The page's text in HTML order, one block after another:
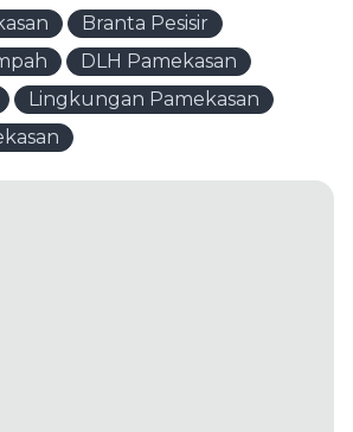
Branta Pesisir
DLH Pamekasan
Lingkungan Pamekasan